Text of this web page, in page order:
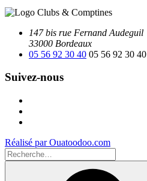
147 bis rue Fernand Audeguil
33000 Bordeaux
05 56 92 30 40 05 56 92 30 40
Suivez-nous
Réalisé par Ouatoodoo.com
Recherche
pour